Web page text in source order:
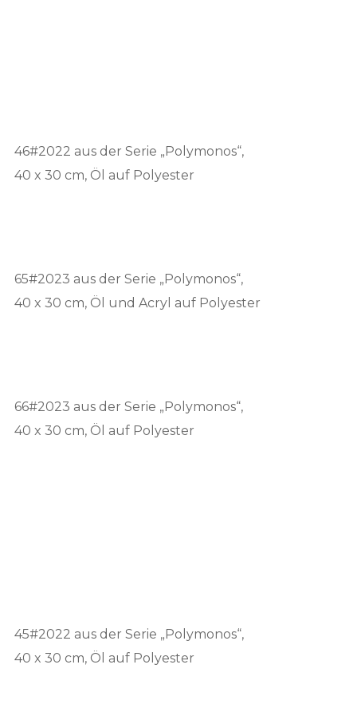
46#2022 aus der Serie „Polymonos“,
40 x 30 cm, Öl auf Polyester
65#2023 aus der Serie „Polymonos“,
40 x 30 cm, Öl und Acryl auf Polyester
66#2023 aus der Serie „Polymonos“,
40 x 30 cm, Öl auf Polyester
45#2022 aus der Serie „Polymonos“,
40 x 30 cm, Öl auf Polyester